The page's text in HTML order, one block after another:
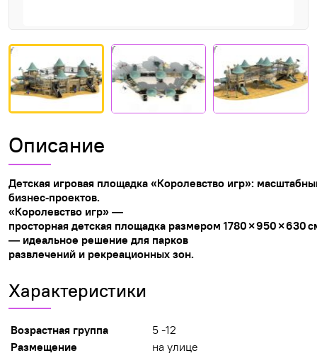
Описание
Детская игровая площадка «Королевство игр»:
бизнес‑проектов.
«Королевство игр» —
просторная детская площадка размером 1780× 950× 630
— идеальное решение для парков
развлечений и рекреационных зон.
Характеристики
Возрастная группа
5 -12
Размещение
на улице